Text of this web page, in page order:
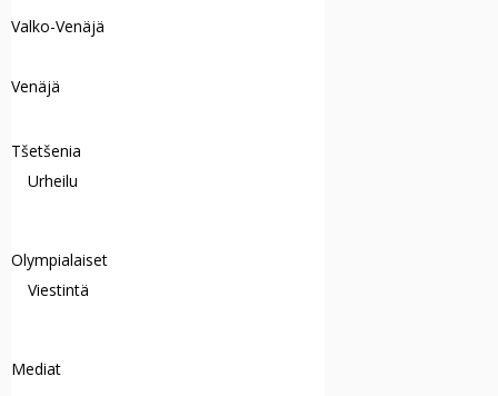
Valko-Venäjä
Venäjä
Tšetšenia
Urheilu
Olympialaiset
Viestintä
Mediat